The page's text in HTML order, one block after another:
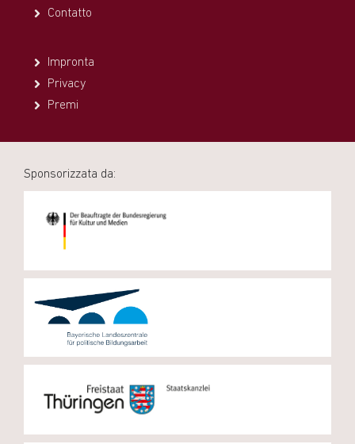
Contatto
Impronta
Privacy
Premi
Sponsorizzata da: